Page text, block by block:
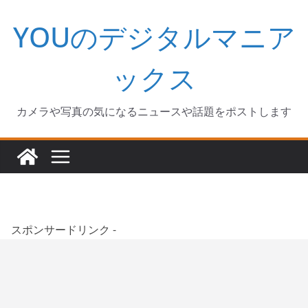
キ
YOUのデジタルマニア
ックス
カメラや写真の気になるニュースや話題をポストします
スポンサードリンク -